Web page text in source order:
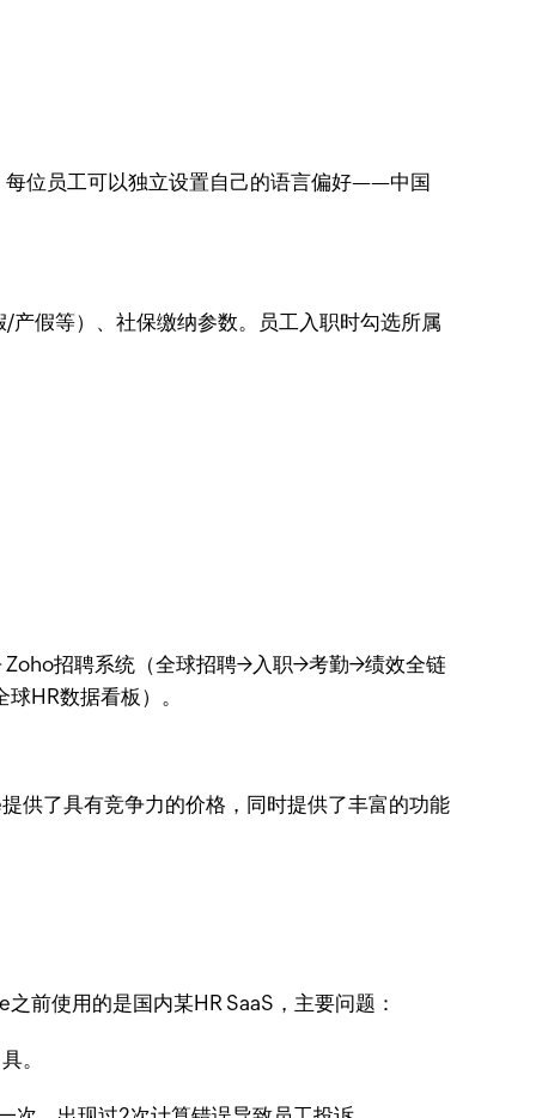
位员工可以独立设置自己的语言偏好——中国
假等）、社保缴纳参数。员工入职时勾选所属
Zoho招聘系统（全球招聘→入职→考勤→绩效全链
HR数据看板）。
供了具有竞争力的价格，同时提供了丰富的功能
前使用的是国内某HR SaaS，主要问题：
。